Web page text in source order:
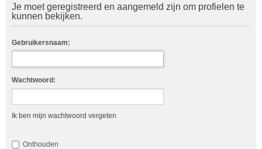
Je moet geregistreerd en aangemeld zijn om profielen te
kunnen bekijken.
Gebruikersnaam:
Wachtwoord:
Ik ben mijn wachtwoord vergeten
Onthouden